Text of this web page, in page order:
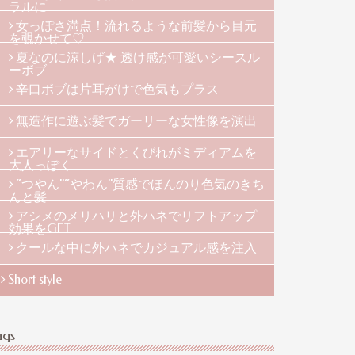
ラルに
女っぽさ満点！流れるような前髪から目元
を覗かせて♡
夏なのに涼しげ★ 透け感が可愛いシースル
ーボブ
辛口ボブは片耳がけで色気もプラス
無造作に遊ぶ髪でガーリーな女性像を演出
エアリーなサイドとくびれがミディアムを
大人っぽく
“つやん”“やわん”質感でほんのり色気のきち
んと髪
アシメのメリハリと外ハネでリフトアップ
効果をGET
クールな中に外ハネでカジュアル感を注入
Short style